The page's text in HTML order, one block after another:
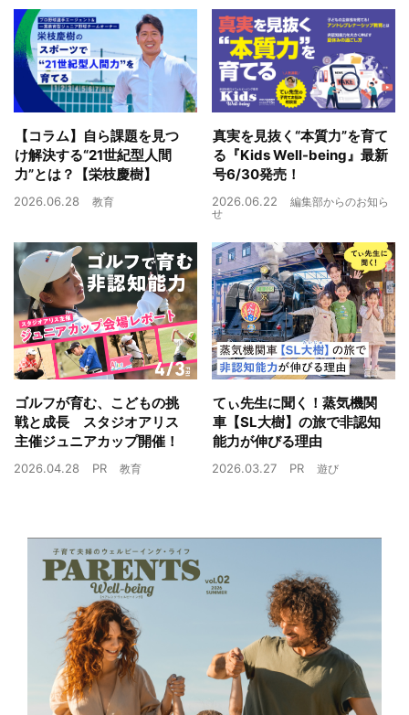
【コラム】自ら課題を見つ
け解決する“21世紀型人間
力”とは？【栄枝慶樹】
2026.06.28 教育
真実を見抜く“本質力”を育て
る『Kids Well-being』最新
号6/30発売！
2026.06.22
編集部からのお知ら
せ
ゴルフが育む、こどもの挑
戦と成長 スタジオアリス
主催ジュニアカップ開催！
2026.04.28 PR 教育
てぃ先生に聞く！蒸気機関
車【SL大樹】の旅で非認知
能力が伸びる理由
2026.03.27 PR 遊び